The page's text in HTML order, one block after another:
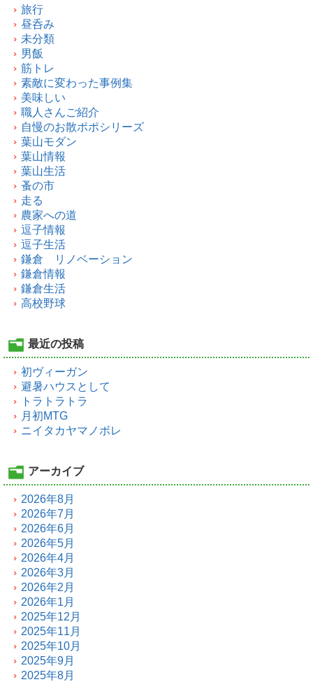
旅行
昼呑み
未分類
男飯
筋トレ
素敵に変わった事例集
美味しい
職人さんご紹介
自慢のお散ポポシリーズ
葉山モダン
葉山情報
葉山生活
蚤の市
走る
農家への道
逗子情報
逗子生活
鎌倉 リノベーション
鎌倉情報
鎌倉生活
高校野球
最近の投稿
初ヴィーガン
避暑ハウスとして
トラトラトラ
月初MTG
ニイタカヤマノボレ
アーカイブ
2026年8月
2026年7月
2026年6月
2026年5月
2026年4月
2026年3月
2026年2月
2026年1月
2025年12月
2025年11月
2025年10月
2025年9月
2025年8月